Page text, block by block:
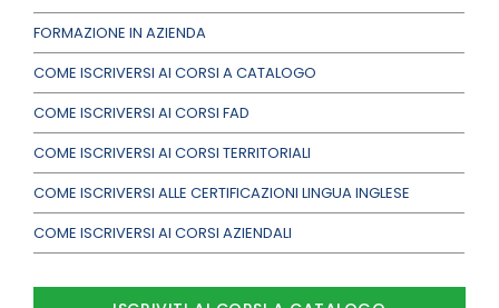
FORMAZIONE IN AZIENDA
COME ISCRIVERSI AI CORSI A CATALOGO
COME ISCRIVERSI AI CORSI FAD
COME ISCRIVERSI AI CORSI TERRITORIALI
COME ISCRIVERSI ALLE CERTIFICAZIONI LINGUA INGLESE
COME ISCRIVERSI AI CORSI AZIENDALI